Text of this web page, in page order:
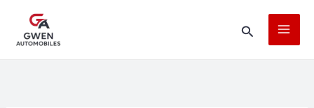
Rechercher